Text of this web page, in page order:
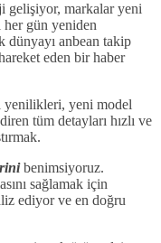
gelişiyor, markalar yeni
her gün yeniden
dünyayı anbean takip
eden bir haber
yenilikleri, yeni model
tüm detayları hızlı ve
benimsiyoruz.
sağlamak için
ediyor ve en doğru